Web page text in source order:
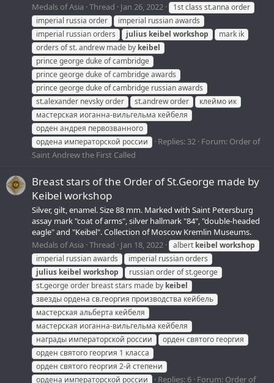
Medals of Asia Thread Jan 26, 2022
1st class st.anna order
imperial russia order
imperial russian awards
imperial russian orders
julius keibel workshop
mark ik
orders of st. andrew made by keibel
prince george duke of cambridge
prince george duke of cambridge awards
prince george duke of cambridge russian awards
st.alexander nevsky order
st.andrew order
клеймо ик
мастерская иоганна-вильгельма кейбеля
орден андрея первозванного
ордена императорской россии
Replies: 32 Forum: Order of
Saint Andrew the First Called
Breast stars of the Order of St.George made by
Keibel workshop
Silver, gilt, enamel. Size 88 mm. Marked with Saint Petersburg
assay mark "coat of arms", silver hallmark "84", "double-headed
eagle" and "Keibel". Collection of Moscow Kremlin Museums.
Medals of Asia Thread Jan 18, 2022 albert keibel workshop
imperial russian awards
imperial russian orders
julius keibel workshop
russian order of st.george
st.george order breast stars made by keibel
звезды ордена св.георгия производства кейбель
мастерская альберта кейбеля
мастерская иоганна-вильгельма кейбеля
награды императорской россии
орден святого георгия
орден святого георгия 1 класса
орден святого георгия 2-й степени
ордена императорской россии
Replies: 6 Forum: Order of